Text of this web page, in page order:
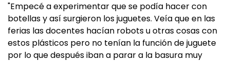
"Empecé a experimentar que se podía hacer con
botellas y así surgieron los juguetes. Veía que en las
ferias las docentes hacían robots u otras cosas con
estos plásticos pero no tenían la función de juguete
por lo que después iban a parar a la basura muy